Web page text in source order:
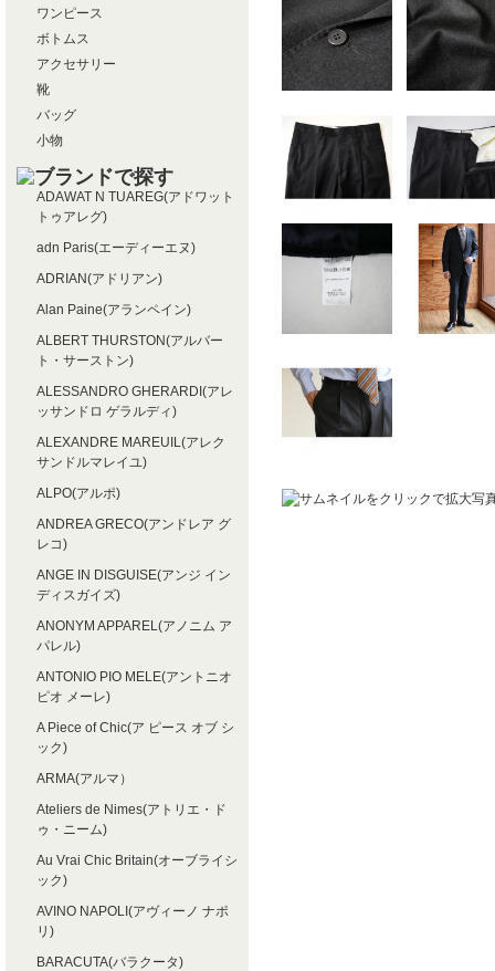
ワンピース
ボトムス
アクセサリー
靴
バッグ
小物
ADAWAT N TUAREG(アドワット
トゥアレグ)
adn Paris(エーディーエヌ)
ADRIAN(アドリアン)
Alan Paine(アランペイン)
ALBERT THURSTON(アルバー
ト・サーストン)
ALESSANDRO GHERARDI(アレ
ッサンドロ ゲラルディ)
ALEXANDRE MAREUIL(アレク
サンドルマレイユ)
ALPO(アルポ)
ANDREA GRECO(アンドレア グ
レコ)
ANGE IN DISGUISE(アンジ イン
ディスガイズ)
ANONYM APPAREL(アノニム ア
パレル)
ANTONIO PIO MELE(アントニオ
ピオ メーレ)
A Piece of Chic(ア ピース オブ シ
ック)
ARMA(アルマ）
Ateliers de Nimes(アトリエ・ド
ゥ・ニーム)
Au Vrai Chic Britain(オーブライシ
ック)
AVINO NAPOLI(アヴィーノ ナポ
リ)
BARACUTA(バラクータ)